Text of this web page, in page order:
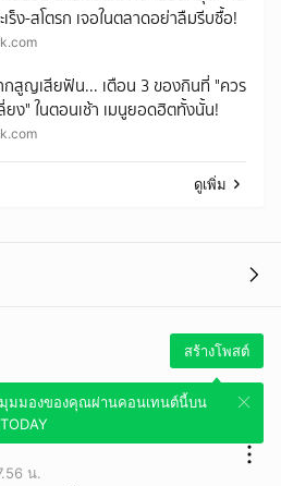
เร็ง-สโตรก เจอในตลาดอย่าลืมรีบซื้อ!
กสูญเสียฟัน... เตือน 3 ของกินที่ "ควร
ยง" ในตอนเช้า เมนูยอดฮิตทั้งนั้น!
ดูเพิ่ม
สร้างโพสต์
มมองของคุณผ่านคอนเทนต์นี้บน
น.